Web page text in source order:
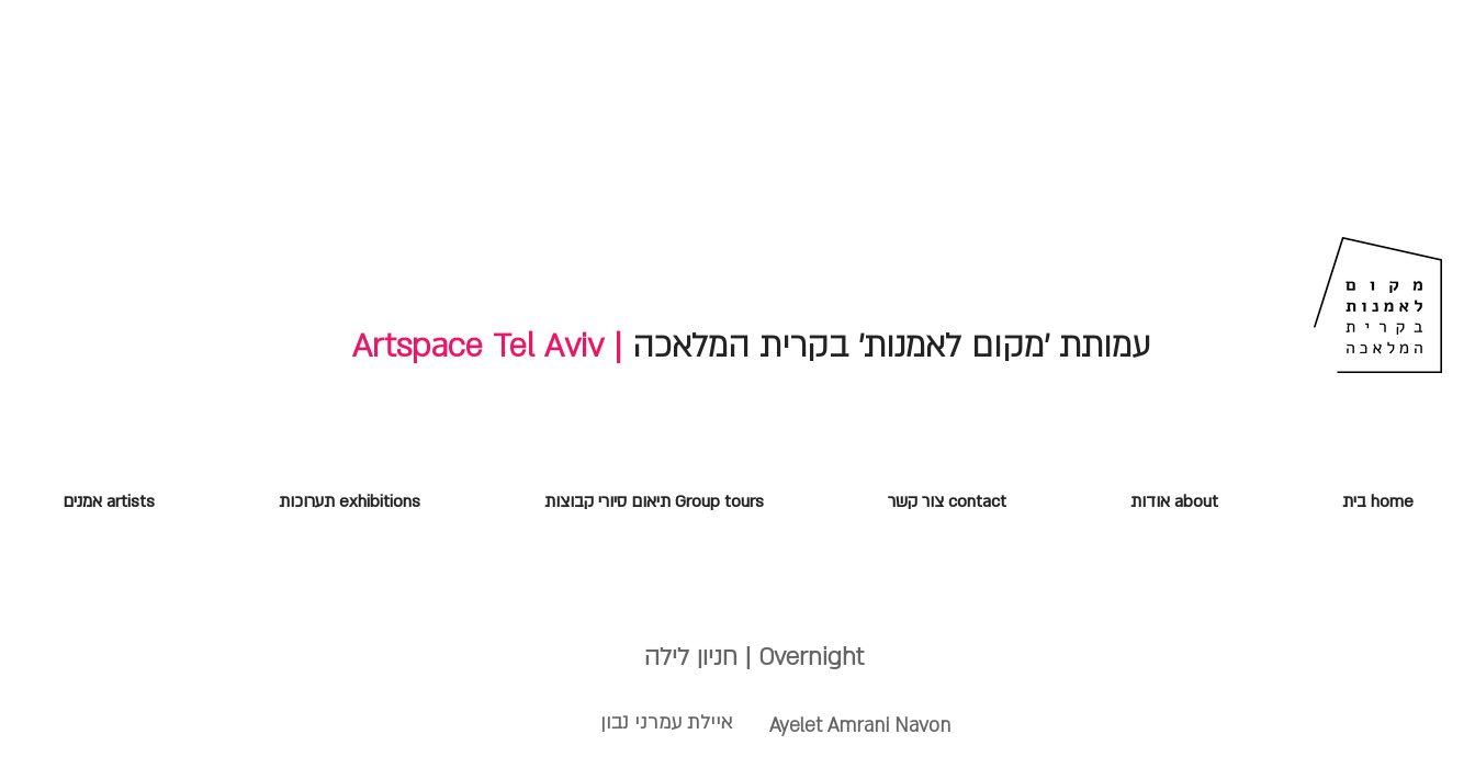
Artspace Tel Aviv | עמותת 'מקום לאמנות' בקרית המלאכה
home בית about אודות contact צור קשר Group tours תיאום סיורי קבוצות exhibitions תערוכות artists אמנים
Overnight | חניון לילה
איילת עמרני נבון Ayelet Amrani Navon